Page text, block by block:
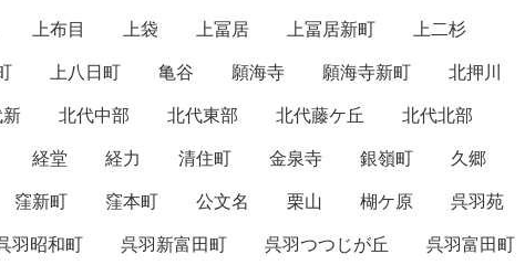
上布目 上袋 上冨居 上冨居新町
上二杉
上八日町 亀谷 願海寺 願海寺新町
北押川
北代中部 北代東部 北代藤ケ丘
北代北部
経堂 経力 清住町 金泉寺 銀嶺町
久郷
窪新町 窪本町 公文名 栗山 楜ケ原
呉羽苑
羽昭和町 呉羽新富田町 呉羽つつじが丘
呉羽富田町